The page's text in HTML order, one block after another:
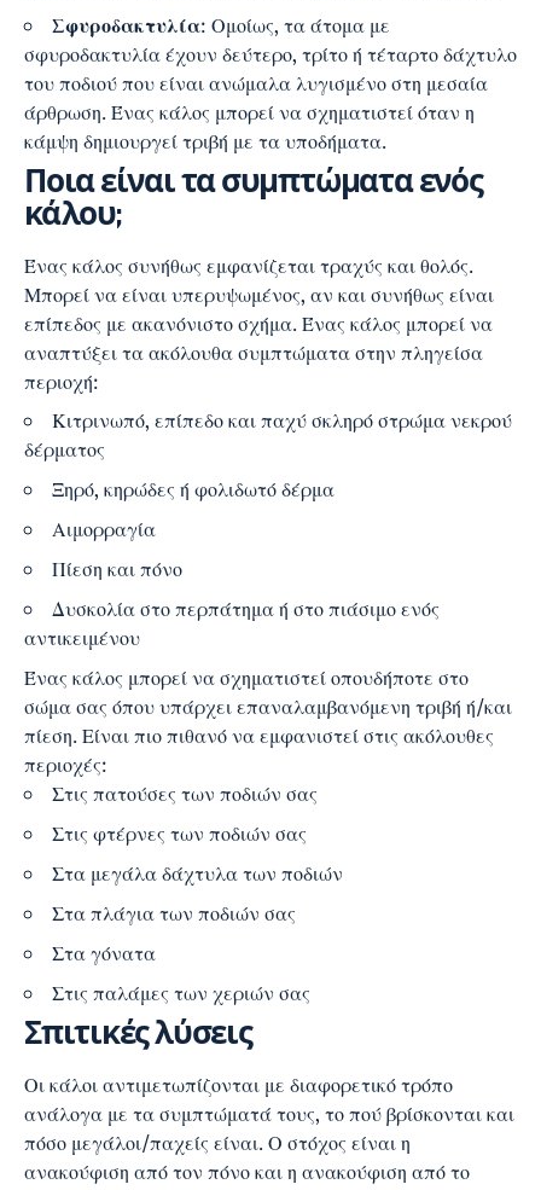
Σφυροδακτυλία: Ομοίως, τα άτομα με
σφυροδακτυλία έχουν δεύτερο, τρίτο ή τέταρτο δάχτυλο
του ποδιού που είναι ανώμαλα λυγισμένο στη μεσαία
άρθρωση. Ένας κάλος μπορεί να σχηματιστεί όταν η
κάμψη δημιουργεί τριβή με τα υποδήματα.
Ποια είναι τα συμπτώματα ενός
κάλου;
Ένας κάλος συνήθως εμφανίζεται τραχύς και θολός.
Μπορεί να είναι υπερυψωμένος, αν και συνήθως είναι
επίπεδος με ακανόνιστο σχήμα. Ένας κάλος μπορεί να
αναπτύξει τα ακόλουθα συμπτώματα στην πληγείσα
περιοχή:
Κιτρινωπό, επίπεδο και παχύ σκληρό στρώμα νεκρού
δέρματος
Ξηρό, κηρώδες ή φολιδωτό δέρμα
Αιμορραγία
Πίεση και πόνο
Δυσκολία στο περπάτημα ή στο πιάσιμο ενός
αντικειμένου
Ένας κάλος μπορεί να σχηματιστεί οπουδήποτε στο
σώμα σας όπου υπάρχει επαναλαμβανόμενη τριβή ή/και
πίεση. Είναι πιο πιθανό να εμφανιστεί στις ακόλουθες
περιοχές:
Στις πατούσες των ποδιών σας
Στις φτέρνες των ποδιών σας
Στα μεγάλα δάχτυλα των ποδιών
Στα πλάγια των ποδιών σας
Στα γόνατα
Στις παλάμες των χεριών σας
Σπιτικές λύσεις
Οι κάλοι αντιμετωπίζονται με διαφορετικό τρόπο
ανάλογα με τα συμπτώματά τους, το πού βρίσκονται και
πόσο μεγάλοι/παχείς είναι. Ο στόχος είναι η
ανακούφιση από τον πόνο και η ανακούφιση από το